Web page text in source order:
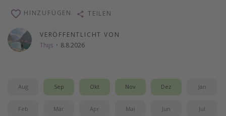
Wellnessurlaub
Disneyland Paris
Roadtrips
Singlereisen
VERÖFFENTLICHT VON
Thijs · 8.8.2026
HINZUFÜGEN TEILEN
Aug Sep Okt Nov Dez Jan
Feb Mär Apr Mai Jun Jul